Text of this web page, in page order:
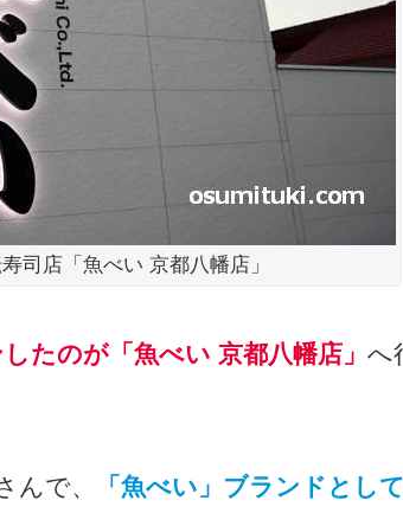
司店「魚べい 京都八幡店」
たのが「魚べい 京都八幡店」 へ
んで、
「魚べい」ブランドとし